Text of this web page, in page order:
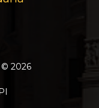
2026